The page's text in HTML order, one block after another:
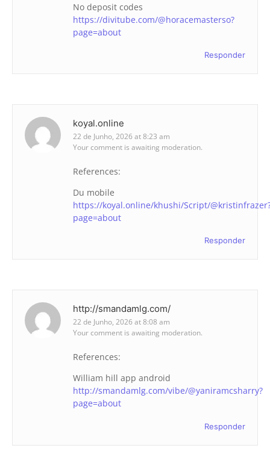
No deposit codes
https://divitube.com/@horacemasterso?
page=about
Responder
koyal.online
22 de Junho, 2026 at 8:23 am
Your comment is awaiting moderation.
References:
Du mobile
https://koyal.online/khushi/Script/
page=about
Responder
http://smandamlg.com/
22 de Junho, 2026 at 8:08 am
Your comment is awaiting moderation.
References:
William hill app android
http://smandamlg.com/vibe/@yaniramcsharry?
page=about
Responder